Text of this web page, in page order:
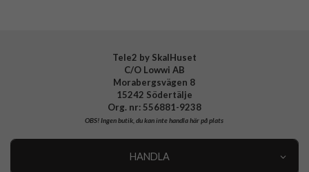
Tele2 by SkalHuset
C/O Lowwi AB
Morabergsvägen 8
15242 Södertälje
Org. nr: 556881-9238
OBS!Ingen butik, du kan inte handla här på plats
HANDLA